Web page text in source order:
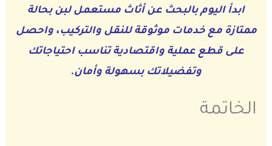
ابدأ اليوم بالبحث عن أثاث مستعمل لبن بحالة
ممتازة مع خدمات موثوقة للنقل والتركيب، واحصل
على قطع عملية واقتصادية تناسب احتياجاتك
وتفضيلاتك بسهولة وأمان.
الخاتمة